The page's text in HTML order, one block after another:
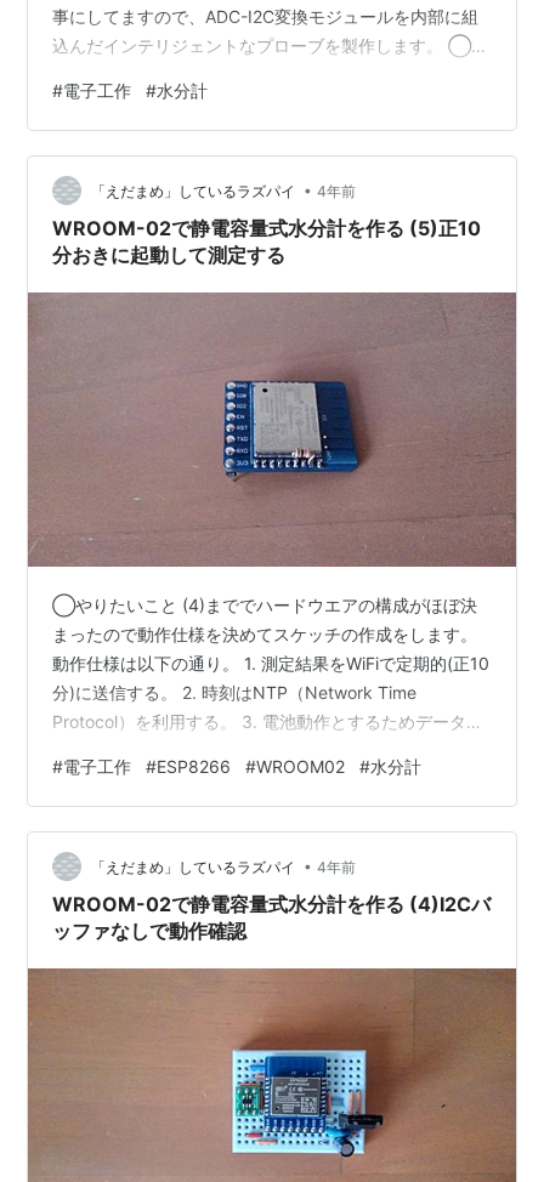
事にしてますので、ADC-I2C変換モジュールを内部に組
込んだインテリジェントなプローブを製作します。 ◯や
に転送できる事が(4)で確認できています。ですので追加
する部品は変換モジュール1個のみ。XHコネクタを外し
た後のスペースにうまい具合に乗りそうですのでそれほ
ど大きくならずにプローブを作る事ができそうです。プ
ローブ回路とADCモジュールのショート防止は熱収縮チ
ューブと接着絶縁系…
#電子工作 #水分計
「えだまめ」しているラズパイ • 4年前
WROOM-02で静電容量式水分計を作る (5)正10
分おきに起動して測定する
◯やりたいこと (4)まででハードウエアの構成がほぼ決
まったので動作仕様を決めてスケッチの作成をします。
動作仕様は以下の通り。 1. 測定結果をWiFiで定期的(正10
分)に送信する。 2. 時刻はNTP（Network Time
Protocol）を利用する。 3. 電池動作とするためデータ送
で1秒ごとに10回測定しその平均値を測定値とする。 ◯
やったこと ・ハードウエアの追加 WROOM-
02(ESP8266)は省電力スタンバイモードとしていくつか
のスリープモードを持ちますが、1番電力を消費しないの
がディープスリープモード。今回はこの…
#電子工作 #ESP8266 #WROOM02 #水分計
「えだまめ」しているラズパイ • 4年前
WROOM-02で静電容量式水分計を作る (4)I2Cバ
ッファなしで動作確認